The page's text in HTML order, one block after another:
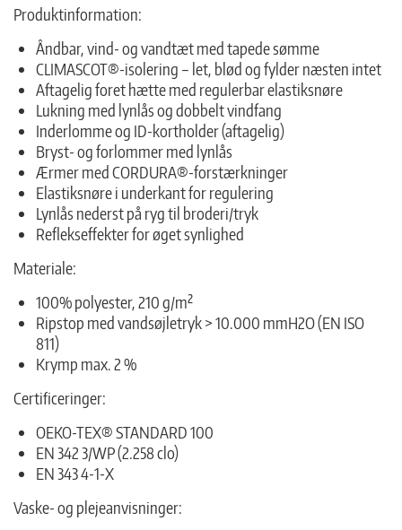
Produktinformation:
Åndbar, vind- og vandtæt med tapede sømme
CLIMASCOT®-isolering – let, blød og fylder næsten intet
Aftagelig foret hætte med regulerbar elastiksnøre
Lukning med lynlås og dobbelt vindfang
Inderlomme og ID-kortholder (aftagelig)
Bryst- og forlommer med lynlås
Ærmer med CORDURA®-forstærkninger
Elastiksnøre i underkant for regulering
Lynlås nederst på ryg til broderi/tryk
Reflekseffekter for øget synlighed
Materiale:
100% polyester, 210 g/m²
Ripstop med vandsøjletryk > 10.000 mmH2O (EN ISO
811)
Krymp max. 2 %
Certificeringer:
OEKO-TEX® STANDARD 100
EN 342 3/WP (2.258 clo)
EN 343 4-1-X
Vaske- og plejeanvisninger: